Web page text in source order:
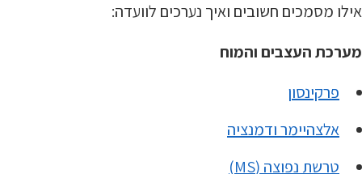
אילו מסמכים חשובים ואיך נערכים לוועדה:
מערכת העצבים והמוח
פרקינסון
אלצהיימר ודמנציה
טרשת נפוצה (MS)